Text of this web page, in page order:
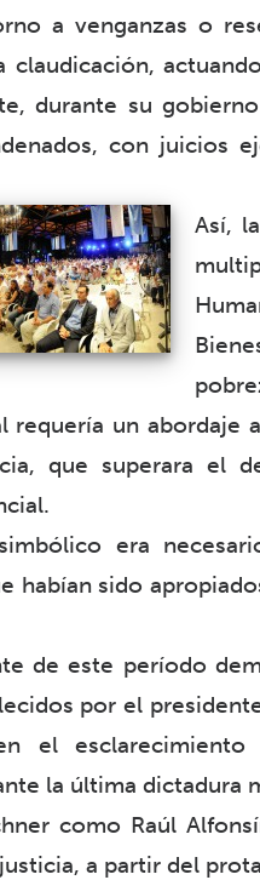
a venganzas o
claudicación,
durante su
con juicios
Así,
requería un abordaje
que superara el
era
habían sido
de este período
por el
el
la última dictadura
como Raúl
a partir del